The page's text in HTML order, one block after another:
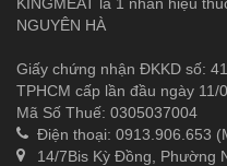
NGUYÊN HÀ
Giấy chứng nhận ĐKKD số:
TPHCM cấp lần đầu ngày 11/
Mã Số Thuế: 0305037004
Điện thoại: 0913.906.653
14/7Bis Kỳ Đồng, Phường